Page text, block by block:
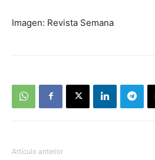
Imagen: Revista Semana
Artículo anterior